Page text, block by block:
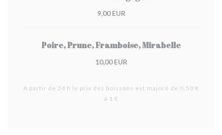
9,00 EUR
Poire, Prune, Framboise, Mirabelle
10,00 EUR
A partir de 24 h le prix des boissons est majoré de 0,50 €
à 1 €